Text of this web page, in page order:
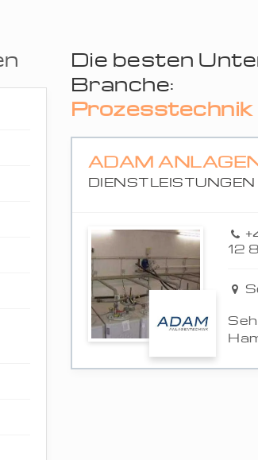
Die besten
Branche:
Prozesstechnik
ADAM
12